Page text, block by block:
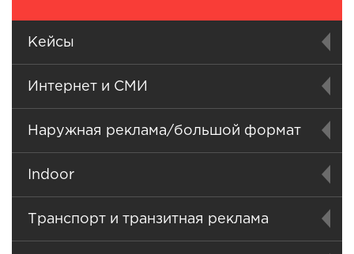
Кейсы
Интернет и СМИ
Наружная реклама/большой формат
Indoor
Транспорт и транзитная реклама